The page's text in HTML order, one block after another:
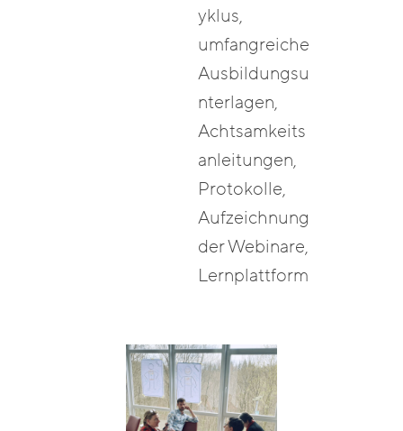
yklus,
umfangreiche
Ausbildungsu
nterlagen,
Achtsamkeits
anleitungen,
Protokolle,
Aufzeichnung
der Webinare,
Lernplattform